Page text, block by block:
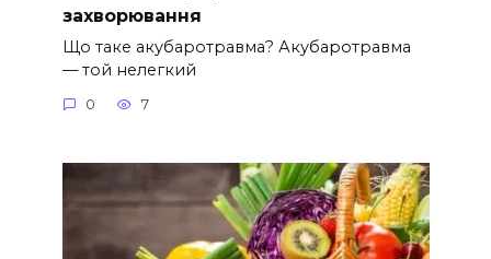
захворювання
Що таке акубаротравма? Акубаротравма
— той нелегкий
0 7